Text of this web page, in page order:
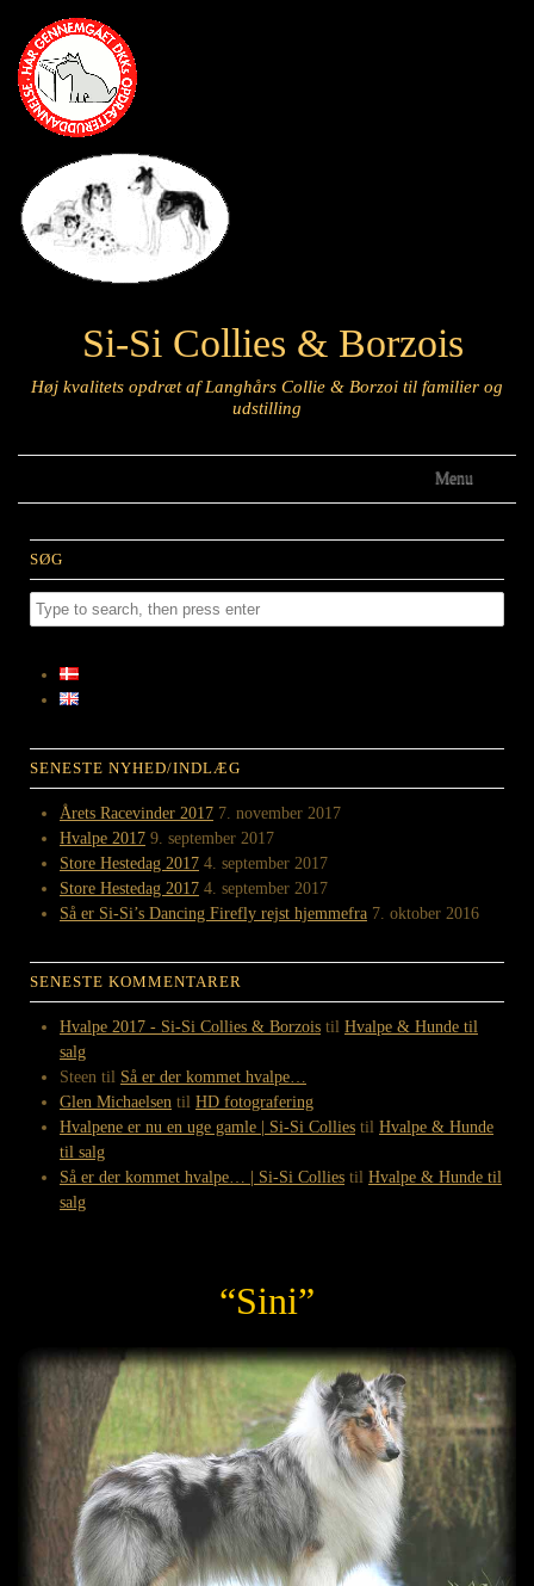
Si-Si Collies & Borzois
Høj kvalitets opdræt af Langhårs Collie & Borzoi til familier og
udstilling
Menu
SØG
SENESTE NYHED/INDLÆG
Årets Racevinder 2017 7. november 2017
Hvalpe 2017 9. september 2017
Store Hestedag 2017 4. september 2017
Store Hestedag 2017 4. september 2017
Så er Si-Si’s Dancing Firefly rejst hjemmefra 7. oktober 2016
SENESTE KOMMENTARER
Hvalpe 2017 - Si-Si Collies & Borzois til Hvalpe & Hunde til
salg
Steen til Så er der kommet hvalpe…
Glen Michaelsen til HD fotografering
Hvalpene er nu en uge gamle | Si-Si Collies til Hvalpe & Hunde
til salg
Så er der kommet hvalpe… | Si-Si Collies til Hvalpe & Hunde til
salg
“Sini”